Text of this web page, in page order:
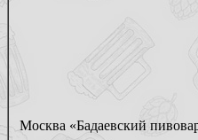
Москва «Бадаевский